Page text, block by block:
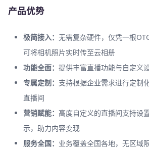
产品优势
极简接入： 无需复杂硬件，仅凭一根
可将相机照片实时传至云相册
功能全面： 提供丰富直播功能与自定义
专属定制： 支持根据企业需求进行定制
直播间
营销赋能： 高度自定义的直播间支持设
示，助力内容变现
服务全国： 业务覆盖全国各地，无区域